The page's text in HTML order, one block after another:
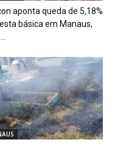
aponta queda de 5,18%
básica em Manaus,